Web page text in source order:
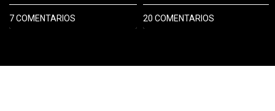
7 COMENTARIOS 20 COMENTARIOS